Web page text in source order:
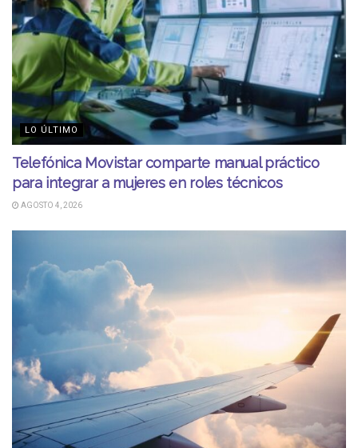
LO ÚLTIMO
Telefónica Movistar comparte manual práctico
para integrar a mujeres en roles técnicos
AGOSTO 4, 2026